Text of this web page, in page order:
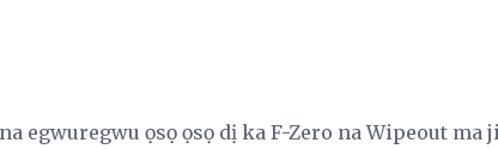
egwuregwu ọsọ ọsọ dị ka F-Zero na Wipeout ma